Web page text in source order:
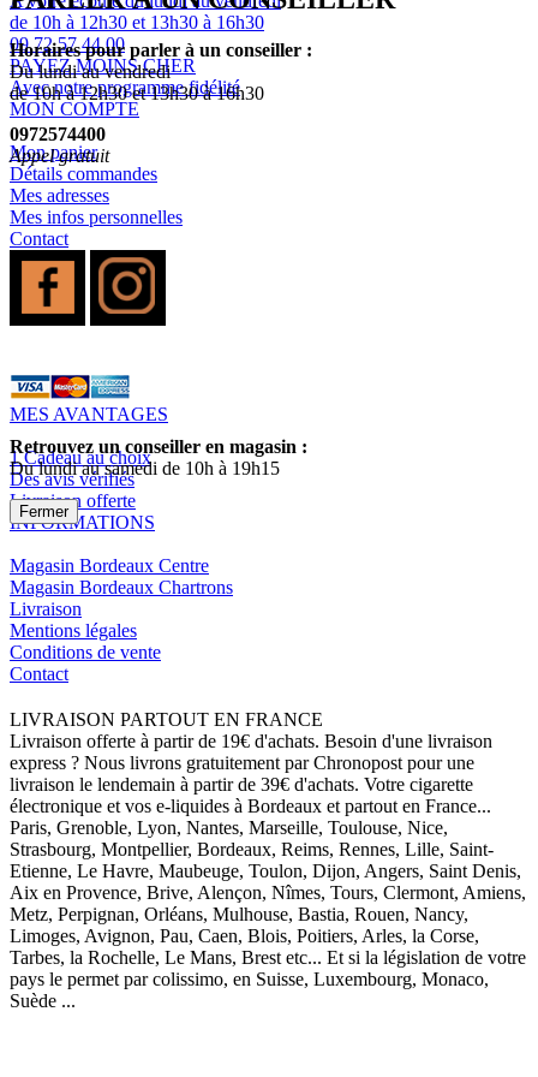
de 10h à 12h30 et 13h30 à 16h30
09 72 57 44 00
PAYEZ MOINS CHER
Avec notre programme fidélité
MON COMPTE
Mon panier
Détails commandes
Mes adresses
Mes infos personnelles
Contact
MES AVANTAGES
1 Cadeau au choix
Des avis vérifiés
Livraison offerte
INFORMATIONS
Magasin Bordeaux Centre
Magasin Bordeaux Chartrons
Livraison
Mentions légales
Conditions de vente
Contact
LIVRAISON PARTOUT EN FRANCE
Livraison offerte à partir de 19€ d'achats. Besoin d'une livraison
express ? Nous livrons gratuitement par Chronopost pour une
livraison le lendemain à partir de 39€ d'achats. Votre cigarette
électronique et vos e-liquides à Bordeaux et partout en France...
Paris, Grenoble, Lyon, Nantes, Marseille, Toulouse, Nice,
Strasbourg, Montpellier, Bordeaux, Reims, Rennes, Lille, Saint-
Etienne, Le Havre, Maubeuge, Toulon, Dijon, Angers, Saint Denis,
Aix en Provence, Brive, Alençon, Nîmes, Tours, Clermont, Amiens,
Metz, Perpignan, Orléans, Mulhouse, Bastia, Rouen, Nancy,
Limoges, Avignon, Pau, Caen, Blois, Poitiers, Arles, la Corse,
Tarbes, la Rochelle, Le Mans, Brest etc... Et si la législation de votre
pays le permet par colissimo, en Suisse, Luxembourg, Monaco,
Suède ...
Horaires pour parler à un conseiller :
Du lundi au vendredi
de 10h à 12h30 et 13h30 à 16h30
0972574400
Appel gratuit
Retrouvez un conseiller en magasin :
Du lundi au samedi de 10h à 19h15
Fermer